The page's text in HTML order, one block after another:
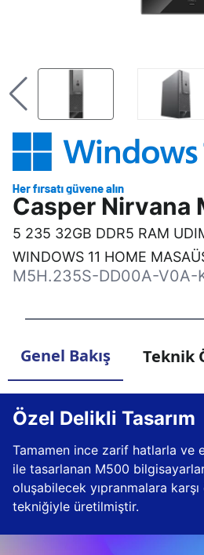
Casper Nirvana
5 235 32GB DDR5 RAM
WINDOWS 11 HOME
M5H.235S-DD00A-V0A-
Genel Bakış Teknik
Özel Delikli Tasarım
Tamamen ince zarif hatlarla ve
ile tasarlanan M500
oluşabilecek yıpranmalara
tekniğiyle üretilmiştir.